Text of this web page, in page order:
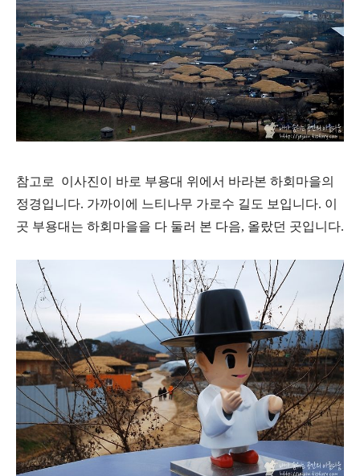
참고로 이사진이 바로 부용대 위에서 바라본 하회마을의
정경입니다. 가까이에 느티나무 가로수 길도 보입니다. 이
곳 부용대는 하회마을을 다 둘러 본 다음, 올랐던 곳입니다.